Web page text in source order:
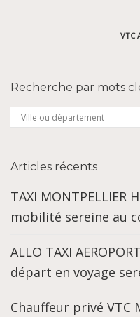
VTC
Recherche par mots
Articles récents
TAXI MONTPELLIER
mobilité sereine au
ALLO TAXI
départ en voyage
Chauffeur privé VTC